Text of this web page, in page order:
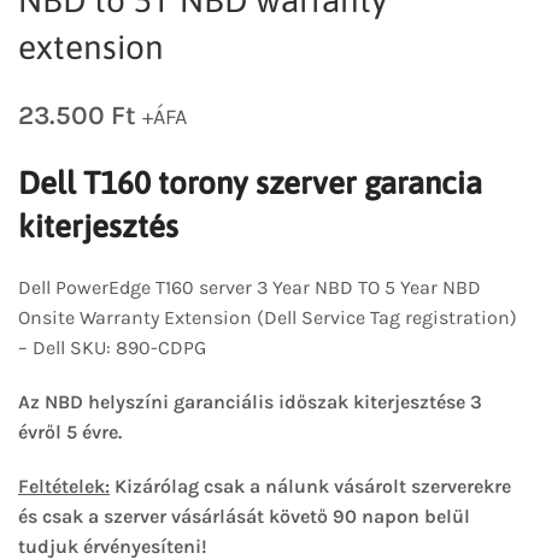
extension
23.500 Ft +ÁFA
Dell T160 torony szerver garancia
kiterjesztés
Dell PowerEdge T160 server 3 Year NBD TO 5 Year NBD
Onsite Warranty Extension (Dell Service Tag registration)
– Dell SKU: 890-CDPG
Az NBD helyszíni garanciális időszak kiterjesztése 3
évről 5 évre.
Feltételek: Kizárólag csak a nálunk vásárolt szerverekre
és csak a szerver vásárlását követő 90 napon belül
tudjuk érvényesíteni!